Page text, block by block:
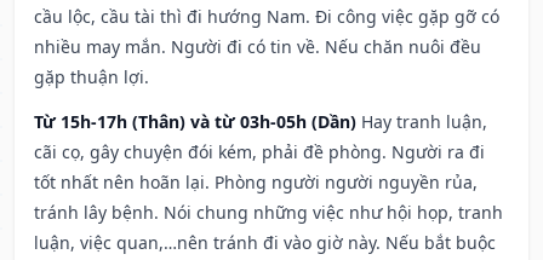
cầu lộc, cầu tài thì đi hướng Nam. Đi công việc gặp gỡ có
nhiều may mắn. Người đi có tin về. Nếu chăn nuôi đều
gặp thuận lợi.
Từ 15h-17h (Thân) và từ 03h-05h (Dần) Hay tranh luận,
cãi cọ, gây chuyện đói kém, phải đề phòng. Người ra đi
tốt nhất nên hoãn lại. Phòng người người nguyền rủa,
tránh lây bệnh. Nói chung những việc như hội họp, tranh
luận, việc quan,…nên tránh đi vào giờ này. Nếu bắt buộc